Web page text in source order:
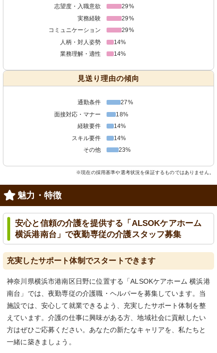
志望度・入職意欲
29%
実務経験
29%
コミュニケーション
29%
人柄・対人姿勢
14%
業務理解・適性
14%
見送り理由の傾向
通勤条件
27%
面接対応・マナー
18%
経験要件
14%
スキル要件
14%
その他
23%
※現在の採用基準や選考状況を保証するものではありません。
魅力・特徴
安心と信頼の介護を提供する「ALSOKケアホーム
横浜港南台」で夜勤専従の介護スタッフ募集
充実したサポート体制でスタートできます
神奈川県横浜市港南区日野に位置する「ALSOKケアホーム 横浜港
南台」では、夜勤専従の介護職・ヘルパーを募集しています。当
施設では、安心して就業できるよう、充実したサポート体制を整
えています。介護の仕事に興味がある方、地域社会に貢献したい
方はぜひご応募ください。あなたの新たなキャリアを、私たちと
一緒に築きましょう。